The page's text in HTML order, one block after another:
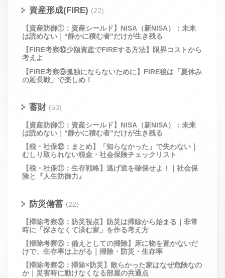
資産形成(FIRE) (22)
【資産防御①：資産シールド】NISA（新NISA）：未来
は読めない｜“静かに積む者”だけが生き残る
【FIRE考察⑩少額資産でFIREする方法】限界コストから
考えよ
【FIRE考察⑨孤独にならないために】FIRE後は「夏休み
の延長戦」で楽しめ！
蓄財 (53)
【資産防御①：資産シールド】NISA（新NISA）：未来
は読めない｜“静かに積む者”だけが生き残る
【税・社保⑫：まとめ】「知らなかった」で失わない｜
むしり取られない税金・社会保険チェックリスト
【税・社保⑪：生存戦略】逃げ道を確保せよ！｜社会保
険と『人生防御力』
防災備蓄 (22)
【掃除考察⑨：防災視点】防災は掃除から始まる｜非常
時に「探さなくて済む家」を作る考え方
【掃除考察⑤：備えとしての掃除】床に物を置かないだ
けで、生存率は上がる｜掃除・防災・生存率
【掃除考察②：掃除×防災】散らかった家はなぜ危険なの
か｜災害時に動けなくなる部屋の共通点